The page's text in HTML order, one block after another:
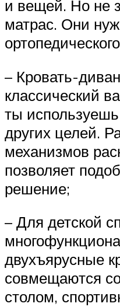
и вещей. Но не
матрас. Они
– Кровать-
классический
ты
других целей.
механизмов
позволяет
решение;
– Для детской
двухъярусные
совмещаются
столом,